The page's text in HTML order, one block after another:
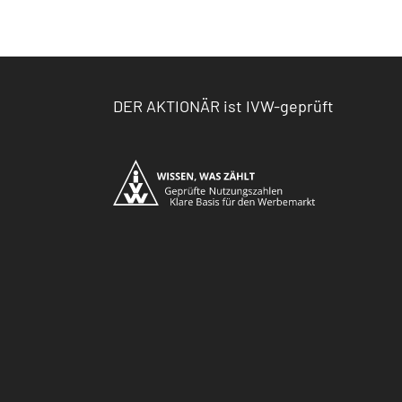
DER AKTIONÄR ist IVW-geprüft